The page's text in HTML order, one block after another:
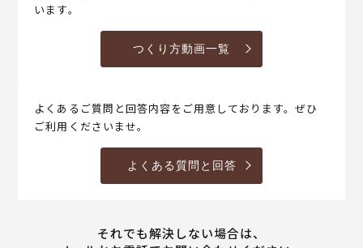
います。
つくり方動画一覧
よくあるご質問と回答内容をご用意しております。ぜひ
ご利用くださいませ。
よくある質問と回答
それでも解決しない場合は、